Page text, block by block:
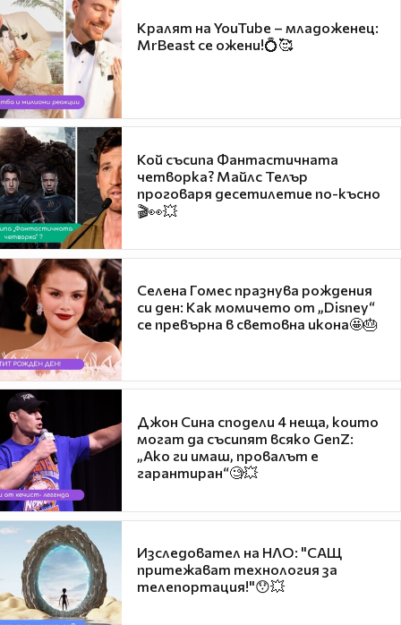
Кралят на YouTube – младоженец:
MrBeast се ожени!💍🥰
Кой съсипа Фантастичната
четворка? Майлс Телър
проговаря десетилетие по-късно
🎬👀💥
Селена Гомес празнува рождения
си ден: Как момичето от „Disney“
се превърна в световна икона🤩🎂
Джон Сина сподели 4 неща, които
могат да съсипят всяко GenZ:
„Ако ги имаш, провалът е
гарантиран“🧐💥
Изследовател на НЛО: "САЩ
притежават технология за
телепортация!"😯💥